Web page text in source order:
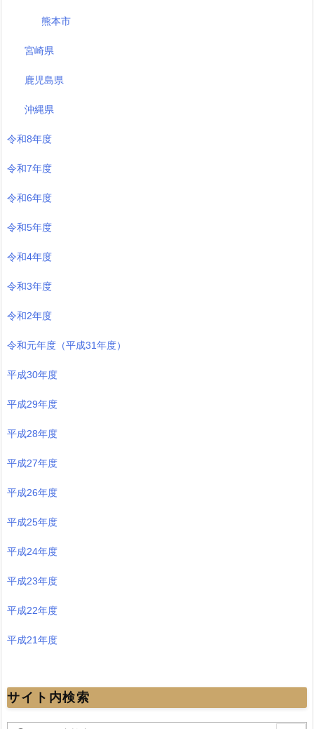
熊本市
宮崎県
鹿児島県
沖縄県
令和8年度
令和7年度
令和6年度
令和5年度
令和4年度
令和3年度
令和2年度
令和元年度（平成31年度）
平成30年度
平成29年度
平成28年度
平成27年度
平成26年度
平成25年度
平成24年度
平成23年度
平成22年度
平成21年度
サイト内検索